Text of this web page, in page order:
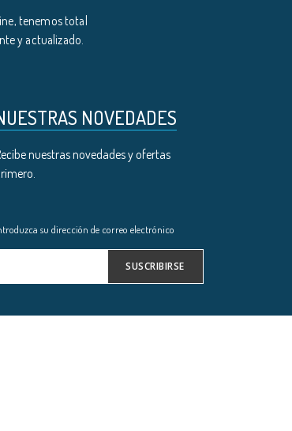
tenemos total
y actualizado.
NOVEDADES
nuestras novedades y ofertas
su dirección de correo electrónico
SUSCRIBIRSE